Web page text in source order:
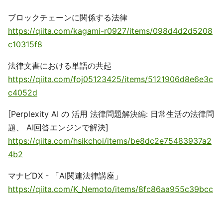
ブロックチェーンに関係する法律
https://qiita.com/kagami-r0927/items/098d4d2d5208
c10315f8
法律文書における単語の共起
https://qiita.com/foj05123425/items/5121906d8e6e3c
c4052d
[Perplexity AI の 活用 法律問題解決編: 日常生活の法律問
題、 AI回答エンジンで解決]
https://qiita.com/hsikchoi/items/be8dc2e75483937a2
4b2
マナビDX - 「AI関連法律講座」
https://qiita.com/K_Nemoto/items/8fc86aa955c39bcc